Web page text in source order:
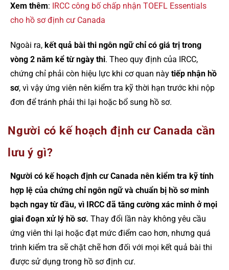
Xem thêm: IRCC công bố chấp nhận TOEFL Essentials
cho hồ sơ định cư Canada
Ngoài ra, kết quả bài thi ngôn ngữ chỉ có giá trị trong
vòng 2 năm kể từ ngày thi. Theo quy định của IRCC,
chứng chỉ phải còn hiệu lực khi cơ quan này tiếp nhận hồ
sơ, vì vậy ứng viên nên kiểm tra kỹ thời hạn trước khi nộp
đơn để tránh phải thi lại hoặc bổ sung hồ sơ.
Người có kế hoạch định cư Canada cần
lưu ý gì?
Người có kế hoạch định cư Canada nên kiểm tra kỹ tính
hợp lệ của chứng chỉ ngôn ngữ và chuẩn bị hồ sơ minh
bạch ngay từ đầu, vì IRCC đã tăng cường xác minh ở mọi
giai đoạn xử lý hồ sơ. Thay đổi lần này không yêu cầu
ứng viên thi lại hoặc đạt mức điểm cao hơn, nhưng quá
trình kiểm tra sẽ chặt chẽ hơn đối với mọi kết quả bài thi
được sử dụng trong hồ sơ định cư.